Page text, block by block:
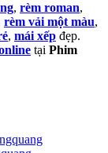
, rèm roman,
rèm vải một màu,
, mái xếp đẹp.
tại Phim